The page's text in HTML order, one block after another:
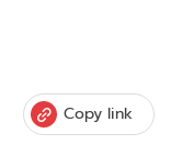
Copy link